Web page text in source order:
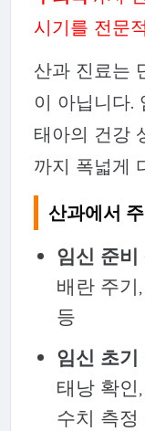
시기를 전문
산과 진료는
이 아닙니다.
태아의 건강
까지 폭넓게
산과에서
임신 준비
배란 주기
등
임신 초기
태낭 확인
수치 측정